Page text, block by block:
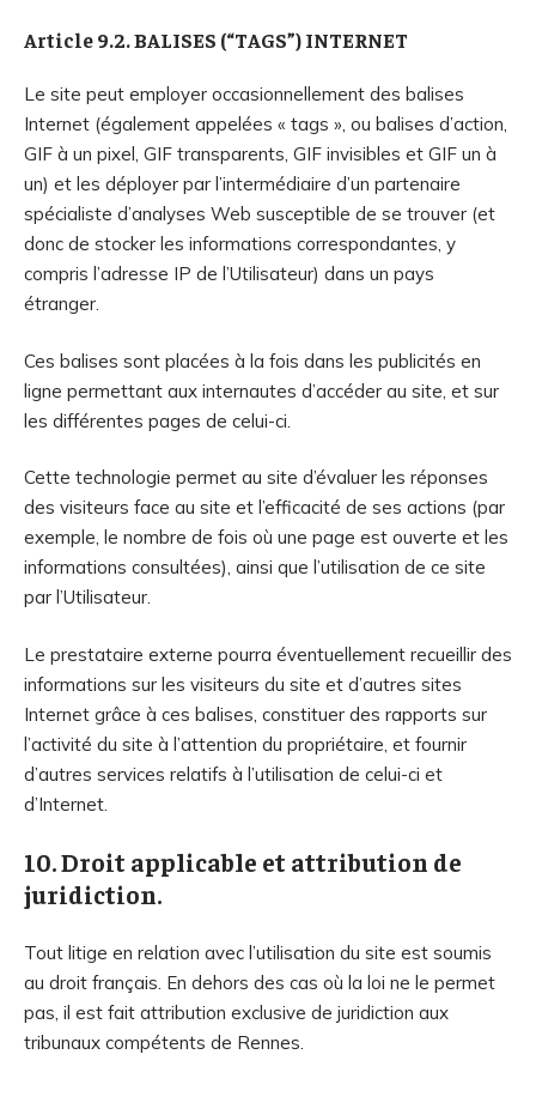
Article 9.2. BALISES (“TAGS”) INTERNET
Le site peut employer occasionnellement des balises
Internet (également appelées « tags », ou balises d’action,
GIF à un pixel, GIF transparents, GIF invisibles et GIF un à
un) et les déployer par l’intermédiaire d’un partenaire
spécialiste d’analyses Web susceptible de se trouver (et
donc de stocker les informations correspondantes, y
compris l’adresse IP de l’Utilisateur) dans un pays
étranger.
Ces balises sont placées à la fois dans les publicités en
ligne permettant aux internautes d’accéder au site, et sur
les différentes pages de celui-ci.
Cette technologie permet au site d’évaluer les réponses
des visiteurs face au site et l’efficacité de ses actions (par
exemple, le nombre de fois où une page est ouverte et les
informations consultées), ainsi que l’utilisation de ce site
par l’Utilisateur.
Le prestataire externe pourra éventuellement recueillir des
informations sur les visiteurs du site et d’autres sites
Internet grâce à ces balises, constituer des rapports sur
l’activité du site à l’attention du propriétaire, et fournir
d’autres services relatifs à l’utilisation de celui-ci et
d’Internet.
10. Droit applicable et attribution de
juridiction.
Tout litige en relation avec l’utilisation du site est soumis
au droit français. En dehors des cas où la loi ne le permet
pas, il est fait attribution exclusive de juridiction aux
tribunaux compétents de Rennes.